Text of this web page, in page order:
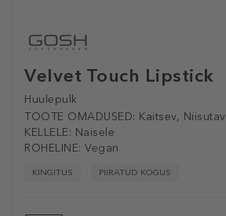
Velvet Touch Lipstick
Huulepulk
TOOTE OMADUSED: Kaitsev, Niisutav
KELLELE: Naisele
ROHELINE: Vegan
KINGITUS PIIRATUD KOGUS